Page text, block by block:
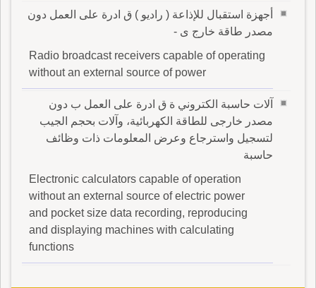
أجهزة استقبال للإذاعة ( راديو ) ق ادرة على العمل دون
مصدر طاقة خارج ى -
Radio broadcast receivers capable of operating
without an external source of power
آلات حاسبة الكتروني ة ق ادرة على العمل ب دون
مصدر خارجى للطاقة الكهربائية، وآلات بحجم الجيب
لتسجيل واسترجاع وعرض المعلومات ذات وظائف
حاسبة
Electronic calculators capable of operation
without an external source of electric power
and pocket size data recording, reproducing
and displaying machines with calculating
functions